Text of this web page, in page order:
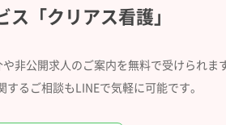
ス 「クリアス看護」
非公開求人のご案内を無料で受けられます
するご相談もLINEで気軽に可能です。